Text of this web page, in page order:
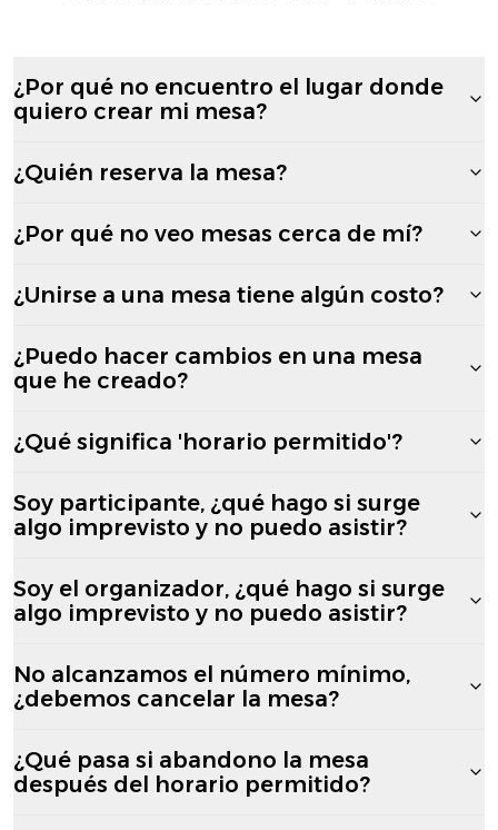
¿Por qué no encuentro el lugar donde
quiero crear mi mesa?
¿Quién reserva la mesa?
¿Por qué no veo mesas cerca de mí?
¿Unirse a una mesa tiene algún costo?
¿Puedo hacer cambios en una mesa
que he creado?
¿Qué significa 'horario permitido'?
Soy participante, ¿qué hago si surge
algo imprevisto y no puedo asistir?
Soy el organizador, ¿qué hago si surge
algo imprevisto y no puedo asistir?
No alcanzamos el número mínimo,
¿debemos cancelar la mesa?
¿Qué pasa si abandono la mesa
después del horario permitido?